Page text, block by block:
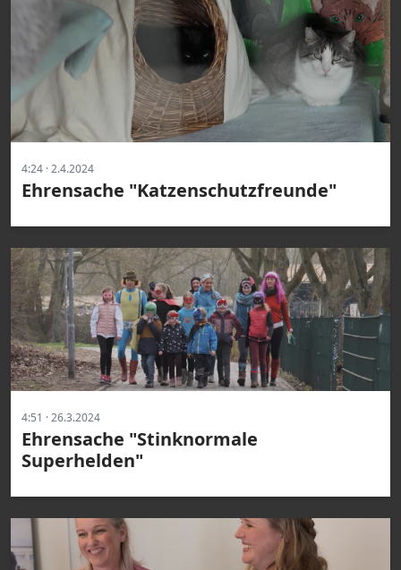
4:24 · 2.4.2024
Ehrensache "Katzenschutzfreunde"
4:51 · 26.3.2024
Ehrensache "Stinknormale
Superhelden"